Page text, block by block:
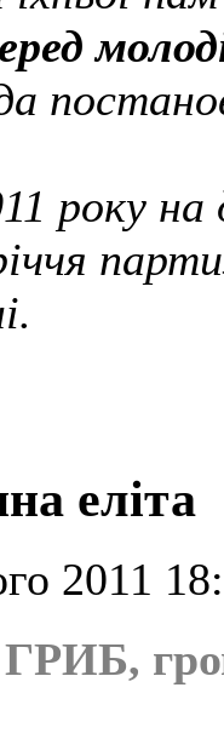
року
еліта
2011